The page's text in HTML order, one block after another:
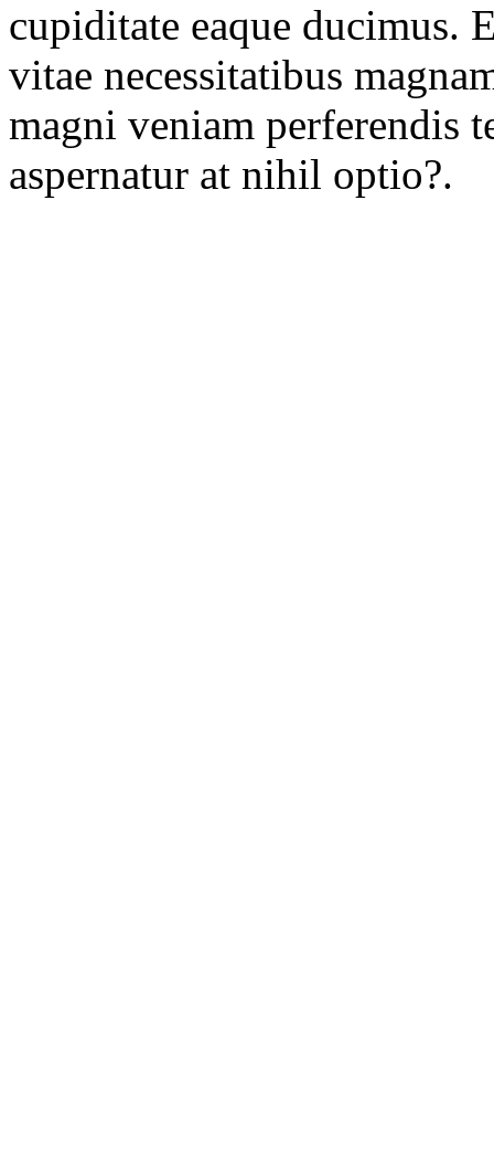
cupiditate eaque ducimus.
vitae necessitatibus
magni veniam perferendis
aspernatur at nihil optio?.